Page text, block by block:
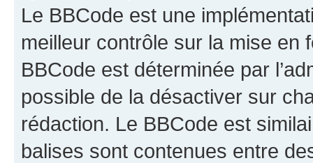
Le BBCode est une
meilleur contrôle sur la mise en
BBCode est déterminée par
possible de la désactiver sur
rédaction. Le BBCode est
balises sont contenues entre